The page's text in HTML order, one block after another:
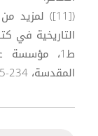
([11]) لمزيد
التاريخية في
ط1، مؤسسة
المقدسة، 234-235.